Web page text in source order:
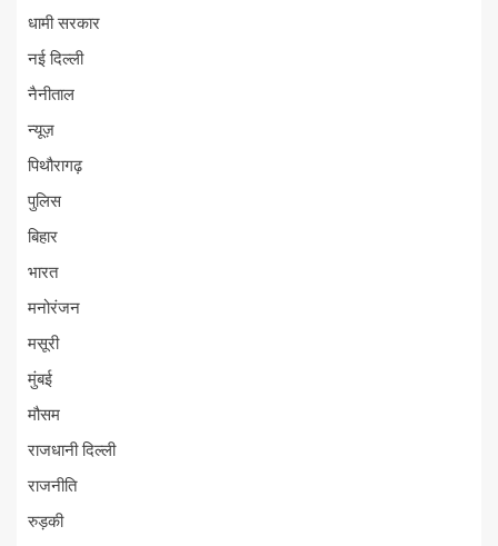
धामी सरकार
नई दिल्ली
नैनीताल
न्यूज़
पिथौरागढ़
पुलिस
बिहार
भारत
मनोरंजन
मसूरी
मुंबई
मौसम
राजधानी दिल्ली
राजनीति
रुड़की